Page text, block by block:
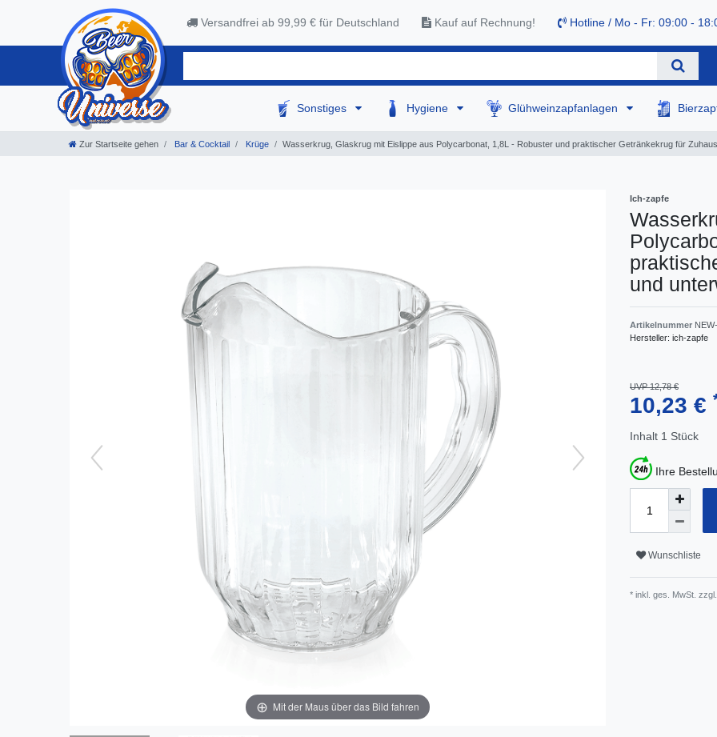
Versandfrei ab 99,99 € für Deutschland Kauf auf Rechnung! Hotline / Mo - Fr: 09:00 -
Sonstiges Hygiene Glühweinzapfanlagen
Zur Startseite gehen Bar & Cocktail Krüge Wasserkrug, Glaskrug mit Eislippe aus Polycarbonat, 1,8L - Robuster und praktischer Getränkekrug für
Mit der Maus über das Bild fahren
Ich-zapfe
und
Artikelnummer
Hersteller: ich-zapfe
UVP 12,78 €
10,23 €
Inhalt 1 Stück
Ihre
Wunschliste
* inkl. ges. MwSt. zzgl.